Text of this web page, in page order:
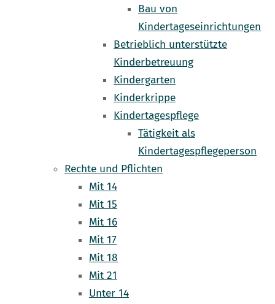
Bau von
Kindertageseinrichtungen
Betrieblich unterstützte
Kinderbetreuung
Kindergarten
Kinderkrippe
Kindertagespflege
Tätigkeit als
Kindertagespflegeperson
Rechte und Pflichten
Mit 14
Mit 15
Mit 16
Mit 17
Mit 18
Mit 21
Unter 14